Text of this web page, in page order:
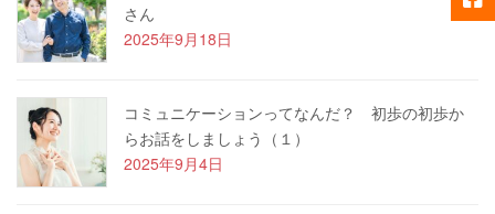
さん
2025年9月18日
コミュニケーションってなんだ？ 初歩の初歩か
らお話をしましょう（１）
2025年9月4日